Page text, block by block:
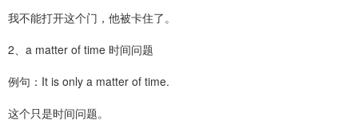
我不能打开这个门，他被卡住了。
2、a matter of time 时间问题
例句：It is only a matter of time.
这个只是时间问题。